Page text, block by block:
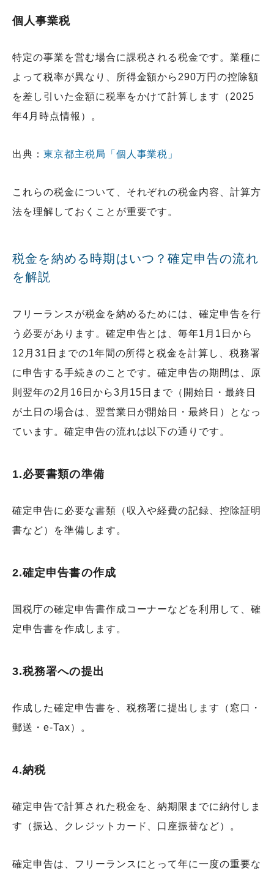
個人事業税
特定の事業を営む場合に課税される税金です。業種に
よって税率が異なり、所得金額から290万円の控除額
を差し引いた金額に税率をかけて計算します（2025
年4月時点情報）。
出典： 東京都主税局「個人事業税」
これらの税金について、それぞれの税金内容、計算方
法を理解しておくことが重要です。
税金を納める時期はいつ？確定申告の流れ
を解説
フリーランスが税金を納めるためには、確定申告を行
う必要があります。確定申告とは、毎年1月1日から
12月31日までの1年間の所得と税金を計算し、税務署
に申告する手続きのことです。確定申告の期間は、原
則翌年の2月16日から3月15日まで（開始日・最終日
が土日の場合は、翌営業日が開始日・最終日）となっ
ています。確定申告の流れは以下の通りです。
1.必要書類の準備
確定申告に必要な書類（収入や経費の記録、控除証明
書など）を準備します。
2.確定申告書の作成
国税庁の確定申告書作成コーナーなどを利用して、確
定申告書を作成します。
3.税務署への提出
作成した確定申告書を、税務署に提出します（窓口・
郵送・e-Tax）。
4.納税
確定申告で計算された税金を、納期限までに納付しま
す（振込、クレジットカード、口座振替など）。
確定申告は、フリーランスにとって年に一度の重要な